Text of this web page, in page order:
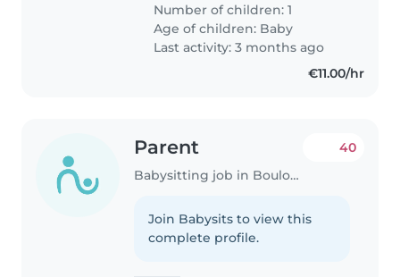
Number of children: 1
Age of children: Baby
Last activity: 3 months ago
€11.00/hr
Parent
Babysitting job in Boulogne-Billancourt
40
Join Babysits to view this
complete profile.